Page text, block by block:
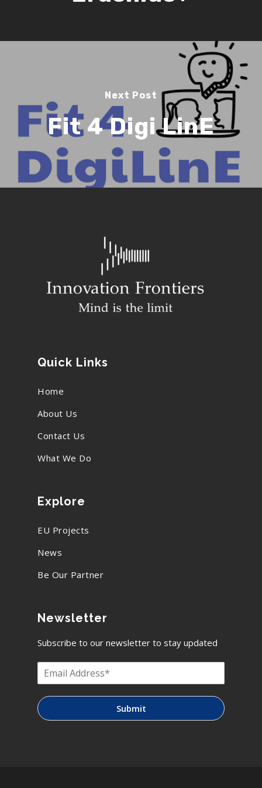
Next Post
Fit 4 Digi LinE
Quick Links
Home
About Us
Contact Us
What We Do
Explore
EU Projects
News
Be Our Partner
Newsletter
Subscribe to our newsletter to stay updated
Submit